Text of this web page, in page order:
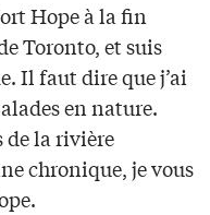
Hope à la fin
Toronto, et suis
Il faut dire que j’ai
en nature.
de la rivière
chronique, je vous